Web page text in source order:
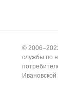
©
службы по
Ивановской